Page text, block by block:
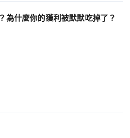
為什麼你的獲利被默默吃掉了？